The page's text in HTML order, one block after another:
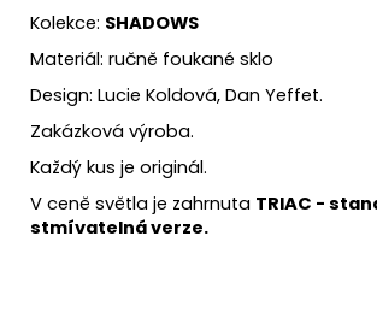
Kolekce: SHADOWS
Materiál: ručně foukané sklo
Design: Lucie Koldová, Dan Yeffet.
Zakázková výroba.
Každý kus je originál.
V ceně světla je zahrnuta TRIAC -
stmívatelná verze.